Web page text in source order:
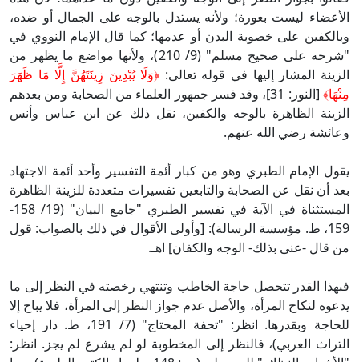
الأعضاء ليست بعورة؛ ولأنه يستدل بالوجه على الجمال أو ضده،
وبالكفين على خصوبة البدن أو عدمها؛ كما قال الإمام النووي في
"شرحه على صحيح مسلم" (9/ 210)، ولأنها مواضع ما يظهر من
الزينة المشار إليها في قوله تعالى: ﴿وَلَا يُبْدِينَ زِينَتَهُنَّ إِلَّا مَا ظَهَرَ
مِنْهَا﴾
[النور: 31]، وقد فسر جمهور العلماء من الصحابة ومن بعدهم
الزينة الظاهرة بالوجه والكفين، نقل ذلك عن ابن عباس وأنس
وعائشة رضي الله عنهم.
يقول الإمام الطبري وهو من كبار أئمة التفسير وأحد أئمة الاجتهاد
بعد أن نقل عن الصحابة والتابعين تفسيرات متعددة للزينة الظاهرة
المستثناة في الآية في تفسير الطبري "جامع البيان" (19/ 158-
159، ط. مؤسسة الرسالة): [وأولى الأقوال في ذلك بالصواب: قول
من قال -عنى بذلك- الوجه والكفان] اهـ.
فبهذا القدر تتحصل حاجة الخاطب وتنتهي رخصته في النظر إلى ما
يدعوه لنكاح المرأة، والأصل عدم جواز النظر إلى المرأة، فلا يباح إلا
للحاجة وبقدرها. انظر: "تحفة المحتاج" (7/ 191، ط. دار إحياء
التراث العربي)، فالنظر إلى المخطوبة لو لم يشرع لم يجز. انظر: